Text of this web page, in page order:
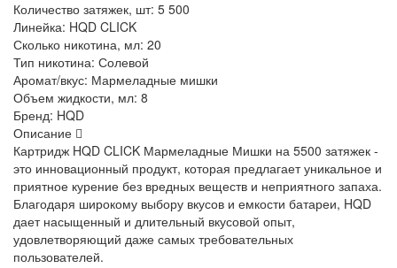
Количество затяжек, шт: 5 500
Линейка: HQD CLICK
Сколько никотина, мл: 20
Тип никотина: Солевой
Аромат/вкус: Мармеладные мишки
Объем жидкости, мл: 8
Бренд: HQD
Описание
Картридж HQD CLICK Мармеладные Мишки на 5500 затяжек -
это инновационный продукт, которая предлагает уникальное и
приятное курение без вредных веществ и неприятного запаха.
Благодаря широкому выбору вкусов и емкости батареи, HQD
дает насыщенный и длительный вкусовой опыт,
удовлетворяющий даже самых требовательных
пользователей.